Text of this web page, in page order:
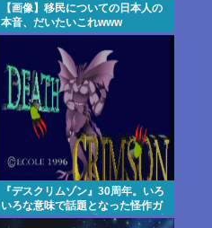
【画像】移民についての日本人の
本音、だいたいこれwww
『デスクリムゾン』30周年。いろ
いろな意味で話題となった怪作ガ
ンシューティング『デスクリムゾ